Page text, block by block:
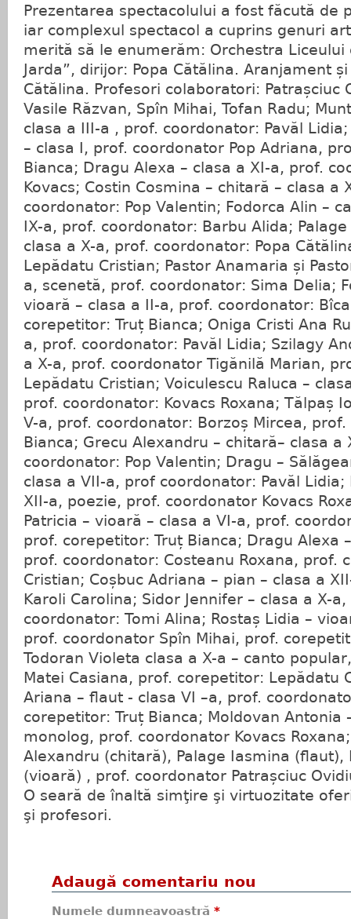
Prezentarea spectacolului a fost făcută de
iar complexul spectacol a cuprins genuri
merită să le enumerăm: Orchestra Liceului
Jarda”, dirijor: Popa Cătălina. Aranjament
Cătălina. Profesori colaboratori: Patrașciuc
Vasile Răzvan, Spîn Mihai, Tofan Radu;
clasa a III-a , prof. coordonator: Pavăl
– clasa I, prof. coordonator Pop Adriana,
Bianca; Dragu Alexa – clasa a XI-a, prof.
Kovacs; Costin Cosmina – chitară – clasa a
coordonator: Pop Valentin; Fodorca Alin –
IX-a, prof. coordonator: Barbu Alida;
clasa a X-a, prof. coordonator: Popa
Lepădatu Cristian; Pastor Anamaria și
a, scenetă, prof. coordonator: Sima Delia;
vioară – clasa a II-a, prof. coordonator:
corepetitor: Truț Bianca; Oniga Cristi Ana
a, prof. coordonator: Pavăl Lidia; Szilagy
a X-a, prof. coordonator Tigănilă Marian,
Lepădatu Cristian; Voiculescu Raluca –
prof. coordonator: Kovacs Roxana; Tălpaș
V-a, prof. coordonator: Borzoș Mircea,
Bianca; Grecu Alexandru – chitară– clasa a
coordonator: Pop Valentin; Dragu –
clasa a VII-a, prof coordonator: Pavăl Lidia;
XII-a, poezie, prof. coordonator Kovacs
Patricia – vioară – clasa a VI-a, prof.
prof. corepetitor: Truț Bianca; Dragu Alexa
prof. coordonator: Costeanu Roxana, prof.
Cristian; Coșbuc Adriana – pian – clasa a
Karoli Carolina; Sidor Jennifer – clasa a X-
coordonator: Tomi Alina; Rostaș Lidia –
prof. coordonator Spîn Mihai, prof.
Todoran Violeta clasa a X-a – canto
Matei Casiana, prof. corepetitor: Lepădatu
Ariana – flaut - clasa VI –a, prof.
corepetitor: Truț Bianca; Moldovan Antonia
monolog, prof. coordonator Kovacs
Alexandru (chitară), Palage Iasmina (flaut),
(vioară) , prof. coordonator Patrașciuc
O seară de înaltă simţire şi virtuozitate
şi profesori.
Adaugă comentariu nou
Numele dumneavoastră *